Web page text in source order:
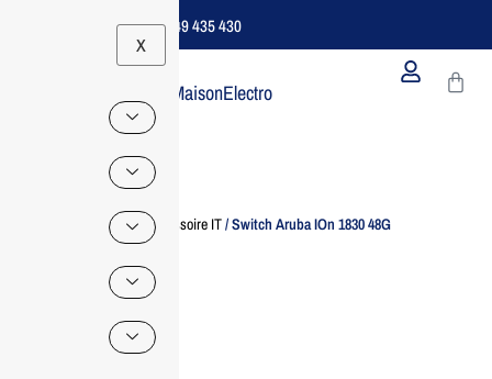
Support B2B Dédié | 06 49 435 430
X
MaisonElectro
Home/ Accessoire IT/ Switch Aruba IOn 1830 48G